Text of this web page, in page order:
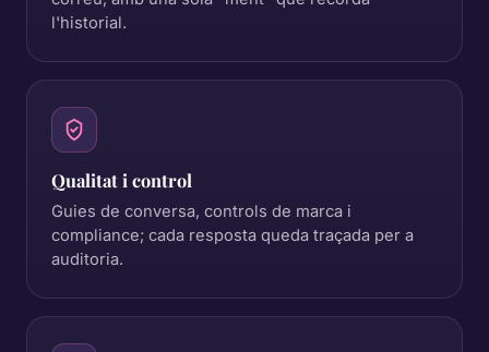
l'historial.
Qualitat i control
Guies de conversa, controls de marca i
compliance; cada resposta queda traçada per a
auditoria.